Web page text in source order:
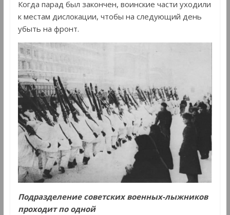
Когда парад был закончен, воинские части уходили
к местам дислокации, чтобы на следующий день
убыть на фронт.
Подразделение советских военных-лыжников
проходит по одной